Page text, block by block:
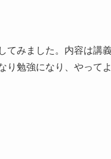
てみました。内容は講
勉強になり、やって